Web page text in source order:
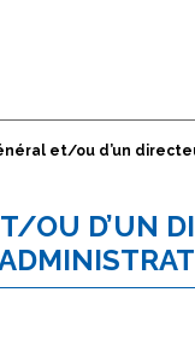
et/ou d’un
OU D’UN